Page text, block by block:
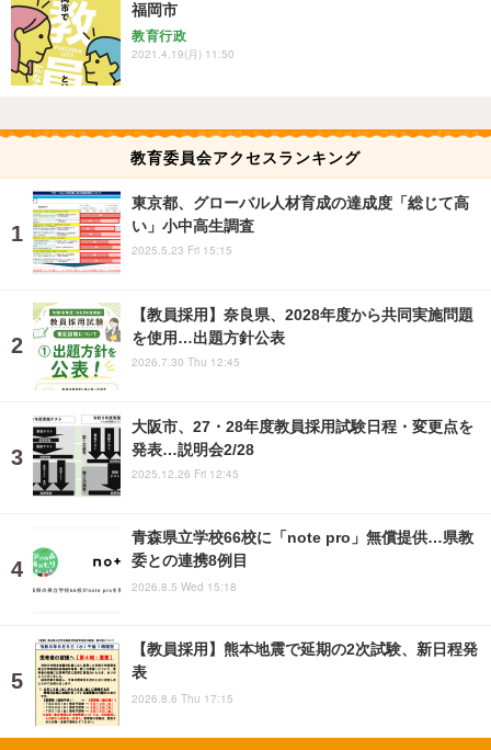
福岡市
教育行政
2021.4.19(月) 11:50
教育委員会アクセスランキング
東京都、グローバル人材育成の達成度「総じて高
い」小中高生調査
2025.5.23 Fri 15:15
【教員採用】奈良県、2028年度から共同実施問題
を使用…出題方針公表
2026.7.30 Thu 12:45
大阪市、27・28年度教員採用試験日程・変更点を
発表…説明会2/28
2025.12.26 Fri 12:45
青森県立学校66校に「note pro」無償提供…県教
委との連携8例目
2026.8.5 Wed 15:18
【教員採用】熊本地震で延期の2次試験、新日程発
表
2026.8.6 Thu 17:15